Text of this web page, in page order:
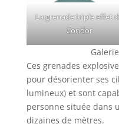
La grenade triple effet
Condor
Ces grenades
pour désorienter ses
lumineux) et sont
personne située dans
dizaines de mètres.